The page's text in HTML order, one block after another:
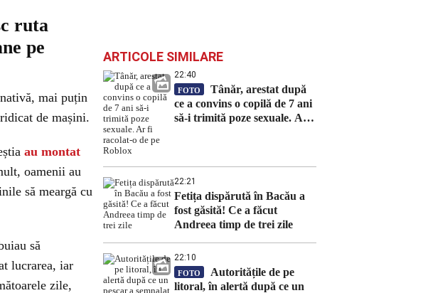
ruta
pe
mai puțin
de mașini.
au montat
oamenii au
să meargă cu
să
lucrarea, iar
zile,
ARTICOLE SIMILARE
22:40
FOTO
Tânăr, arestat după
ce a convins o copilă de 7 ani
să-i trimită poze sexuale. Ar
22:21
Fetița dispărută în Bacău a
fost găsită! Ce a făcut
Andreea timp de trei zile
22:10
FOTO
Autoritățile de pe
litoral, în alertă după ce un